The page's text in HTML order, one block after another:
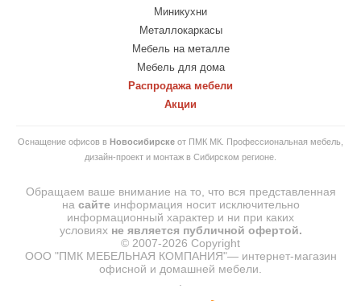
Миникухни
Металлокаркасы
Мебель на металле
Мебель для дома
Распродажа мебели
Акции
Оснащение офисов в Новосибирске от ПМК МК. Профессиональная мебель,
дизайн-проект и монтаж в Сибирском регионе.
Обращаем ваше внимание на то, что вся представленная
на сайте информация носит исключительно
информационный характер и ни при каких
условиях не является публичной офертой.
© 2007-2026 Copyright
ООО "ПМК МЕБЕЛЬНАЯ КОМПАНИЯ"— интернет-магазин
офисной и домашней мебели.